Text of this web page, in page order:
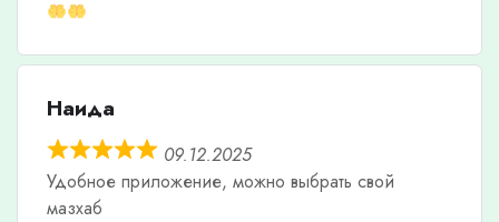
Наида
09.12.2025
Удобное приложение, можно выбрать свой
мазхаб